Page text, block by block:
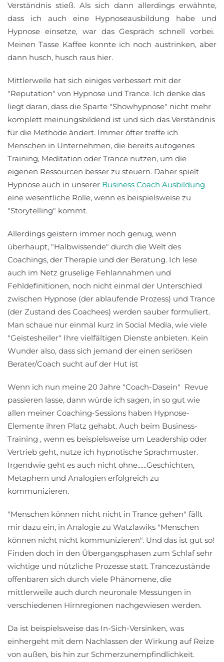
Verständnis stieß. Als sich dann allerdings erwähnte,
dass ich auch eine Hypnoseausbildung habe und
Hypnose einsetze, war das Gespräch schnell vorbei.
Meinen Tasse Kaffee konnte ich noch austrinken, aber
dann husch, husch raus hier.
Mittlerweile hat sich einiges verbessert mit der
"Reputation" von Hypnose und Trance. Ich denke das
liegt daran, dass die Sparte "Showhypnose" nicht mehr
komplett meinungsbildend ist und sich das Verständnis
für die Methode ändert. Immer öfter treffe ich
Menschen in Unternehmen, die bereits autogenes
Training, Meditation oder Trance nutzen, um die
eigenen Ressourcen besser zu steuern. Daher spielt
Hypnose auch in unserer Business Coach Ausbildung
eine wesentliche Rolle, wenn es beispielsweise zu
"Storytelling" kommt.
Allerdings geistern immer noch genug, wenn
überhaupt, "Halbwissende" durch die Welt des
Coachings, der Therapie und der Beratung. Ich lese
auch im Netz gruselige Fehlannahmen und
Fehldefinitionen, noch nicht einmal der Unterschied
zwischen Hypnose (der ablaufende Prozess) und Trance
(der Zustand des Coachees) werden sauber formuliert.
Man schaue nur einmal kurz in Social Media, wie viele
"Geistesheiler" Ihre vielfältigen Dienste anbieten. Kein
Wunder also, dass sich jemand der einen seriösen
Berater/Coach sucht auf der Hut ist
Wenn ich nun meine 20 Jahre "Coach-Dasein" Revue
passieren lasse, dann würde ich sagen, in so gut wie
allen meiner Coaching-Sessions haben Hypnose-
Elemente ihren Platz gehabt. Auch beim Business-
Training , wenn es beispielsweise um Leadership oder
Vertrieb geht, nutze ich hypnotische Sprachmuster.
Irgendwie geht es auch nicht ohne......Geschichten,
Metaphern und Analogien erfolgreich zu
kommunizieren.
"Menschen können nicht nicht in Trance gehen" fällt
mir dazu ein, in Analogie zu Watzlawiks "Menschen
können nicht nicht kommunizieren". Und das ist gut so!
Finden doch in den Übergangsphasen zum Schlaf sehr
wichtige und nützliche Prozesse statt. Trancezustände
offenbaren sich durch viele Phänomene, die
mittlerweile auch durch neuronale Messungen in
verschiedenen Hirnregionen nachgewiesen werden.
Da ist beispielsweise das In-Sich-Versinken, was
einhergeht mit dem Nachlassen der Wirkung auf Reize
von außen, bis hin zur Schmerzunempfindlichkeit.